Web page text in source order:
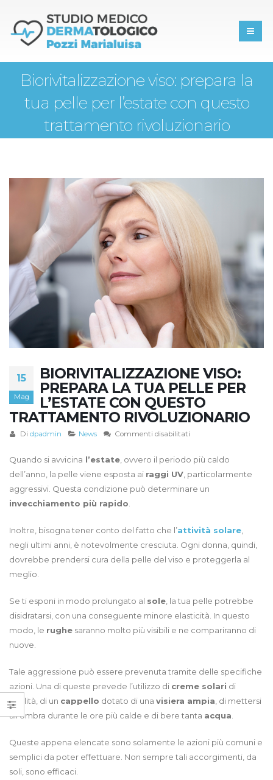
Biorivitalizzazione viso: prepara la
tua pelle per l’estate con questo
trattamento rivoluzionario
15
Mag
BIORIVITALIZZAZIONE VISO:
PREPARA LA TUA PELLE PER
L’ESTATE CON QUESTO
TRATTAMENTO RIVOLUZIONARIO
Di dpadmin News Commenti disabilitati
viso:
prepara
tua
l’estate
con
trattamento
Quando si avvicina l’estate , ovvero il periodo più caldo
dell’anno, la pelle viene esposta ai raggi UV , particolarmente
aggressivi. Questa condizione può determinare un
invecchiamento più rapido
Inoltre, bisogna tener conto del fatto che l’attività solare
negli ultimi anni, è notevolmente cresciuta. Ogni donna, quindi,
dovrebbe prendersi cura della pelle del viso e proteggerla al
meglio.
Se ti esponi in modo prolungato al sole , la tua pelle potrebbe
disidratarsi, con una conseguente minore elasticità. In questo
modo, le rughe saranno molto più visibili e ne compariranno di
nuove.
Tale aggressione può essere prevenuta tramite delle specifiche
azioni. Una di queste prevede l’utilizzo di creme solari di
qualità, di un cappello dotato di una visiera ampia , di mettersi
all’ombra durante le ore più calde e di bere tanta acqua
Queste appena elencate sono solamente le azioni più comuni e
semplici da poter effettuare. Non sempre tali accorgimenti, da
soli, sono efficaci.